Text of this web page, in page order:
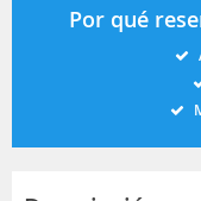
Por qué